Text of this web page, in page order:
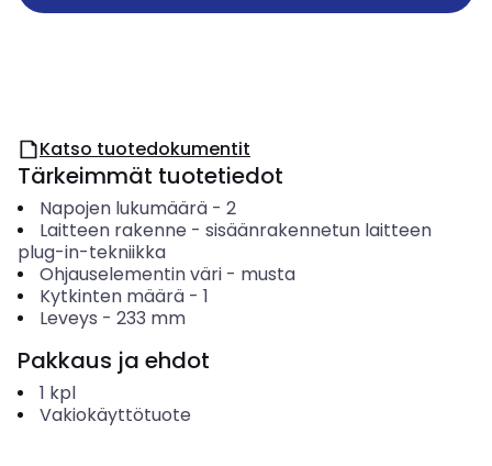
Katso tuotedokumentit
Tärkeimmät tuotetiedot
Napojen lukumäärä- 2
Laitteen rakenne - sisäänrakennetun laitteen
plug-in-tekniikka
Ohjauselementin väri- musta
Kytkinten määrä- 1
Leveys - 233 mm
Pakkaus ja ehdot
1 kpl
Vakiokäyttötuote